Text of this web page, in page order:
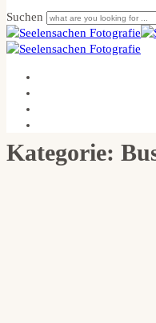
Suchen
Kategorie: